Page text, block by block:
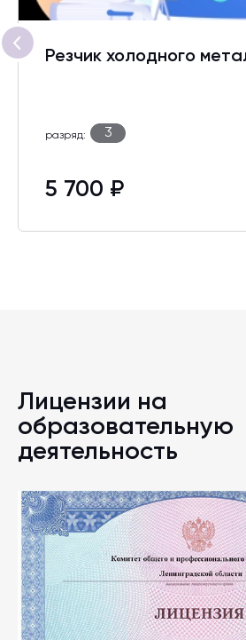
Резчик холодного
разряд: 3
5 700 ₽
Лицензии на
образовательную
деятельность